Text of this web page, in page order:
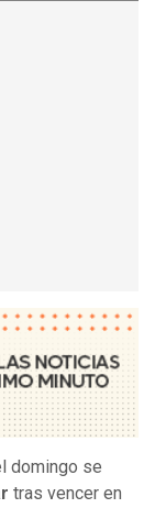
domingo se
tras vencer en